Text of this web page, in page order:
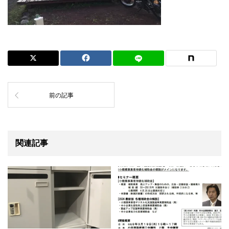
前の記事
関連記事